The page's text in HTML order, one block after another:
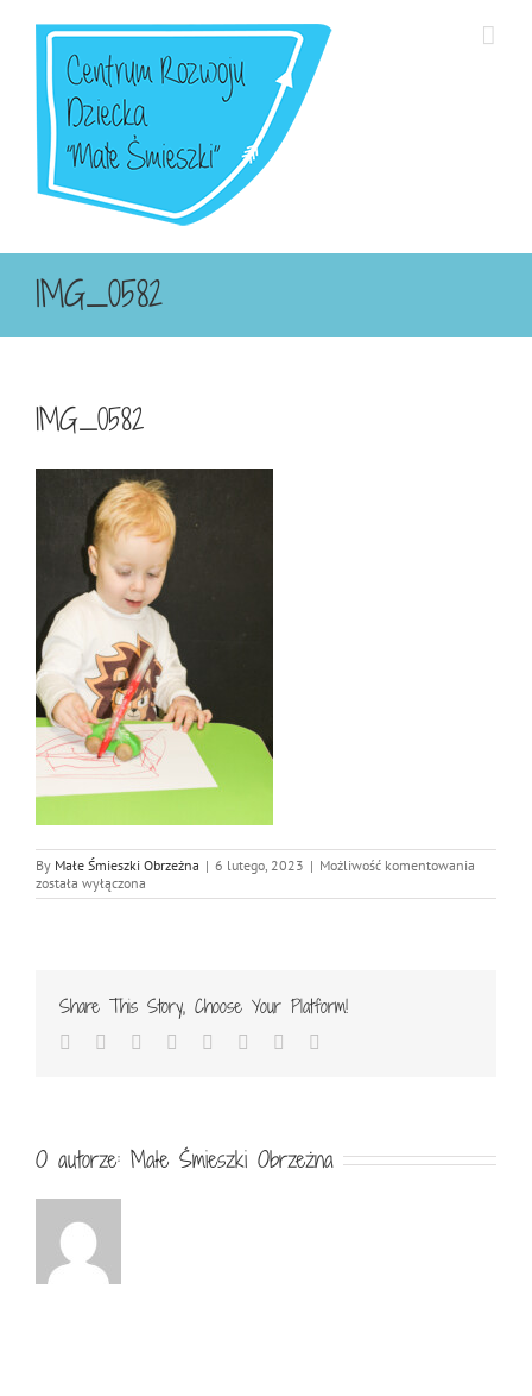
zawartości
IMG_0582
IMG_0582
By Małe Śmieszki Obrzeżna | 6 lutego, 2023 | Możliwość komentowania
została wyłączona
Share This Story, Choose Your Platform!
Facebook
TwitterReddit LinkedIn
TumblrPinterest
O autorze: Małe Śmieszki Obrzeżna